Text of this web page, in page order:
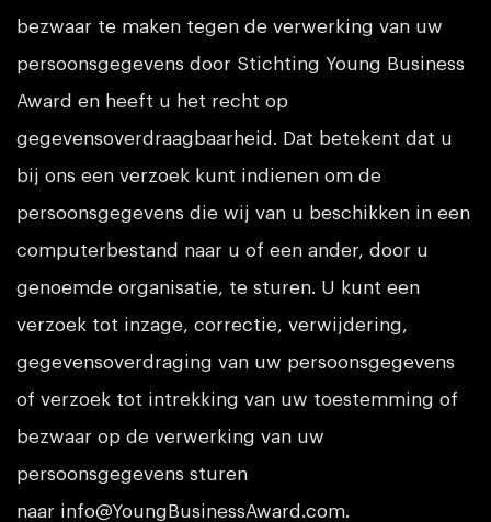
bezwaar te maken tegen de verwerking van uw
persoonsgegevens door Stichting Young Business
Award en heeft u het recht op
gegevensoverdraagbaarheid. Dat betekent dat u
bij ons een verzoek kunt indienen om de
persoonsgegevens die wij van u beschikken in een
computerbestand naar u of een ander, door u
genoemde organisatie, te sturen. U kunt een
verzoek tot inzage, correctie, verwijdering,
gegevensoverdraging van uw persoonsgegevens
of verzoek tot intrekking van uw toestemming of
bezwaar op de verwerking van uw
persoonsgegevens sturen
naar info@YoungBusinessAward.com.